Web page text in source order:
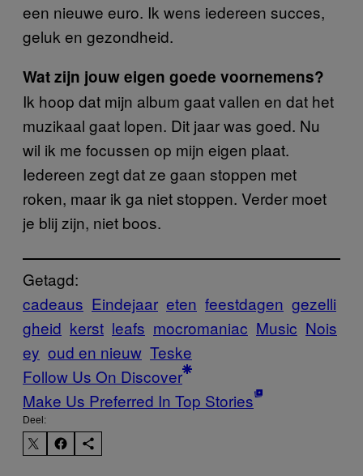
een nieuwe euro. Ik wens iedereen succes,
geluk en gezondheid.
Wat zijn jouw eigen goede voornemens?
Ik hoop dat mijn album gaat vallen en dat het
muzikaal gaat lopen. Dit jaar was goed. Nu
wil ik me focussen op mijn eigen plaat.
Iedereen zegt dat ze gaan stoppen met
roken, maar ik ga niet stoppen. Verder moet
je blij zijn, niet boos.
Getagd:
cadeaus Eindejaar eten feestdagen gezelli
gheid kerst leafs mocromaniac Music Nois
ey oud en nieuw Teske
Follow Us On Discover
Make Us Preferred In Top Stories
Deel: